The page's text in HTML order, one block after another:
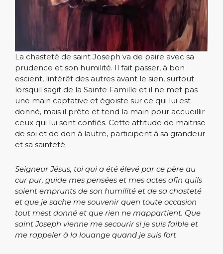
La chasteté de saint Joseph va de paire avec sa
prudence et son humilité. Il fait passer, à bon
escient, lintérêt des autres avant le sien, surtout
lorsquil sagit de la Sainte Famille et il ne met pas
une main captative et égoïste sur ce qui lui est
donné, mais il prête et tend la main pour accueillir
ceux qui lui sont confiés. Cette attitude de maitrise
de soi et de don à lautre, participent à sa grandeur
et sa sainteté.
Seigneur Jésus, toi qui a été élevé par ce père au
cur pur, guide mes pensées et mes actes afin quils
soient emprunts de son humilité et de sa chasteté
et que je sache me souvenir quen toute occasion
tout mest donné et que rien ne mappartient. Que
saint Joseph vienne me secourir si je suis faible et
me rappeler à la louange quand je suis fort.